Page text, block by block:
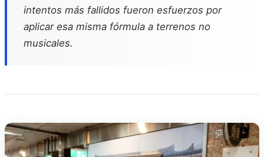
intentos más fallidos fueron esfuerzos por
aplicar esa misma fórmula a terrenos no
musicales.